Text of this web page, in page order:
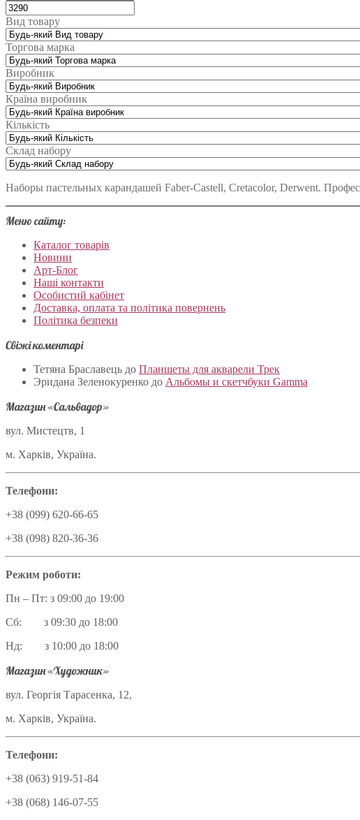
Вид товару
Торгова марка
Виробник
Країна виробник
Кількість
Склад набору
Наборы пастельных карандашей Faber-Castell, Cretacolor, Derwent.
Меню сайту:
Каталог товарів
Новини
Арт-Блог
Наші контакти
Особистий кабінет
Доставка, оплата та політика повернень
Політика безпеки
Свіжі коментарі
Тетяна Браславець до Планшеты для акварели Трек
Эридана Зеленокуренко до Альбомы и скетчбуки Gamma
Магазин «Сальвадор»
вул. Мистецтв, 1
м. Харків, Україна.
Телефони:
+38 (099) 620-66-65
+38 (098) 820-36-36
Режим роботи:
Пн – Пт: з 09:00 до 19:00
Сб: з 09:30 до 18:00
Нд: з 10:00 до 18:00
Магазин «Художник»
вул. Георгія Тарасенка, 12,
м. Харків, Україна.
Телефони:
+38 (063) 919-51-84
+38 (068) 146-07-55